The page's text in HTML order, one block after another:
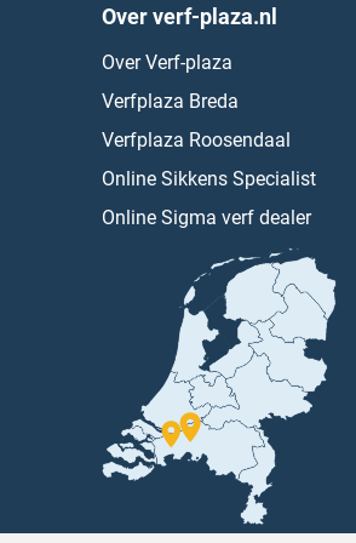
Over verf-plaza.nl
Over Verf-plaza
Verfplaza Breda
Verfplaza Roosendaal
Online Sikkens Specialist
Online Sigma verf dealer